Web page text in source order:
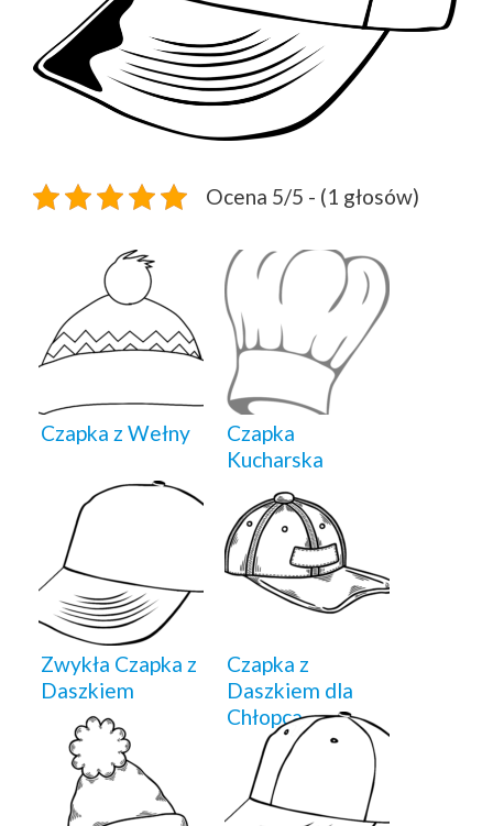
Ocena 5/5 - (1 głosów)
Czapka z Wełny
Czapka
Kucharska
Zwykła Czapka z
Daszkiem
Czapka z
Daszkiem dla
Chłopca